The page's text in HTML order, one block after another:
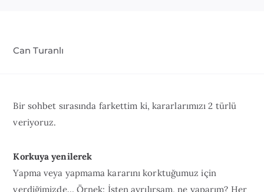
Can Turanlı
Bir sohbet sırasında farkettim ki, kararlarımızı 2 türlü
veriyoruz.
Korkuya yenilerek
Yapma veya yapmama kararını korktuğumuz için
verdiğimizde… Örnek: İşten ayrılırsam, ne yaparım? Her